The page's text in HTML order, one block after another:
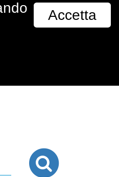
ITA ENG
Accetta